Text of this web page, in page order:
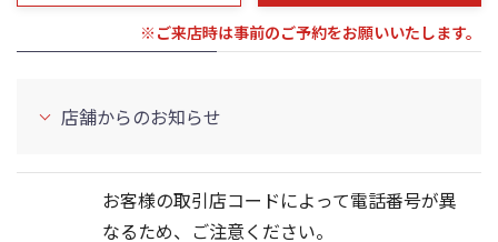
※ご来店時は事前のご予約をお願いいたします。
店舗からのお知らせ
お客様の取引店コードによって電話番号が異
なるため、ご注意ください。